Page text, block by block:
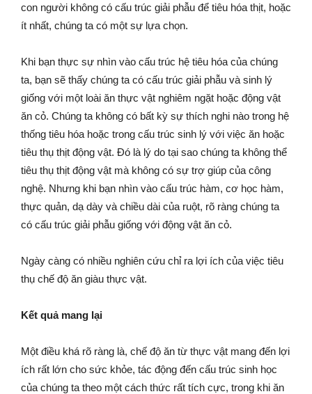
con người không có cấu trúc giải phẫu để tiêu hóa thịt, hoặc
ít nhất, chúng ta có một sự lựa chọn.
Khi bạn thực sự nhìn vào cấu trúc hệ tiêu hóa của chúng
ta, bạn sẽ thấy chúng ta có cấu trúc giải phẫu và sinh lý
giống với một loài ăn thực vật nghiêm ngặt hoặc động vật
ăn cỏ. Chúng ta không có bất kỳ sự thích nghi nào trong hệ
thống tiêu hóa hoặc trong cấu trúc sinh lý với việc ăn hoặc
tiêu thụ thịt động vật. Đó là lý do tại sao chúng ta không thể
tiêu thụ thịt động vật mà không có sự trợ giúp của công
nghệ. Nhưng khi bạn nhìn vào cấu trúc hàm, cơ học hàm,
thực quản, dạ dày và chiều dài của ruột, rõ ràng chúng ta
có cấu trúc giải phẫu giống với động vật ăn cỏ.
Ngày càng có nhiều nghiên cứu chỉ ra lợi ích của việc tiêu
thụ chế độ ăn giàu thực vật.
Kết quả mang lại
Một điều khá rõ ràng là, chế độ ăn từ thực vật mang đến lợi
ích rất lớn cho sức khỏe, tác động đến cấu trúc sinh học
của chúng ta theo một cách thức rất tích cực, trong khi ăn